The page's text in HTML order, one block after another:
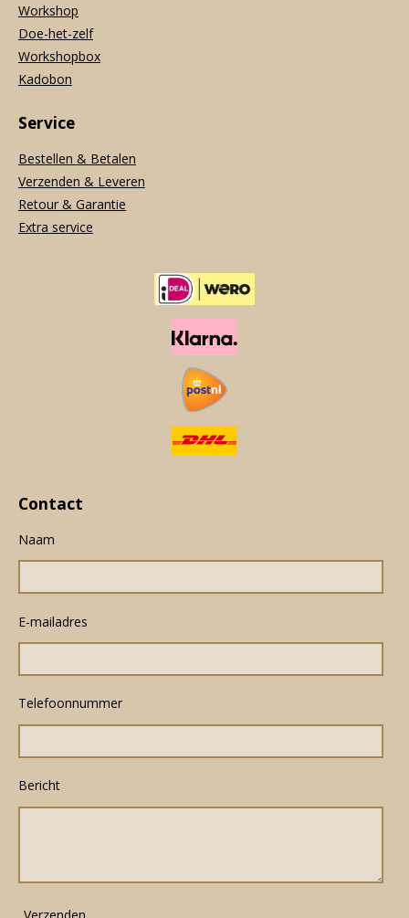
Workshop
Doe-het-zelf
Workshopbox
Kadobon
Service
Bestellen & Betalen
Verzenden & Leveren
Retour & Garantie
Extra service
Contact
Naam
E-mailadres
Telefoonnummer
Bericht